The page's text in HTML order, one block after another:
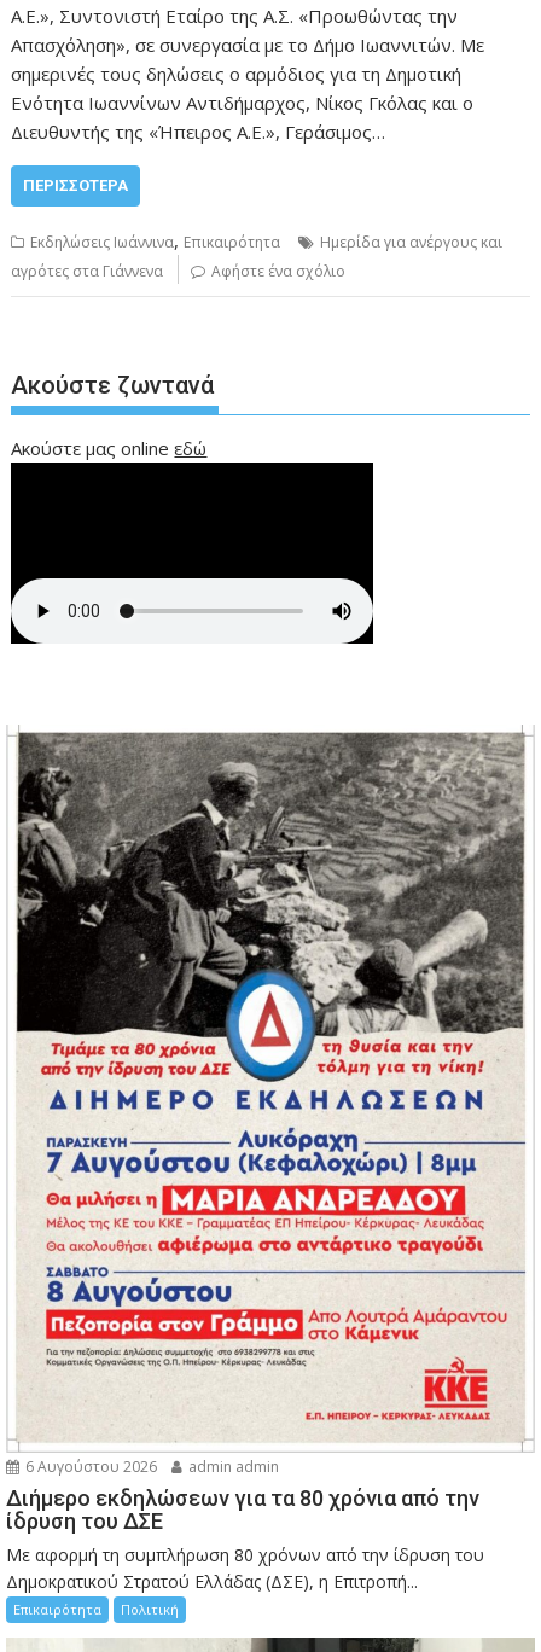
Α.Ε.», Συντονιστή Εταίρο της Α.Σ. «Προωθώντας την
Απασχόληση», σε συνεργασία με το Δήμο Ιωαννιτών. Με
σημερινές τους δηλώσεις ο αρμόδιος για τη Δημοτική
Ενότητα Ιωαννίνων Αντιδήμαρχος, Νίκος Γκόλας και ο
Διευθυντής της «Ήπειρος Α.Ε.», Γεράσιμος…
ΠΕΡΙΣΣΌΤΕΡΑ
Εκδηλώσεις Ιωάννινα, Επικαιρότητα
Ημερίδα για ανέργους και
αγρότες στα Γιάννενα
Αφήστε ένα σχόλιο
Ακούστε ζωντανά
Ακούστε μας onlineεδώ
6 Αυγούστου 2026 admin admin
Διήμερο εκδηλώσεων για τα 80 χρόνια από την
ίδρυση του ΔΣΕ
Με αφορμή τη συμπλήρωση 80 χρόνων από την ίδρυση του
Δημοκρατικού Στρατού Ελλάδας (ΔΣΕ), η Επιτροπή...
Επικαιρότητα Πολιτική